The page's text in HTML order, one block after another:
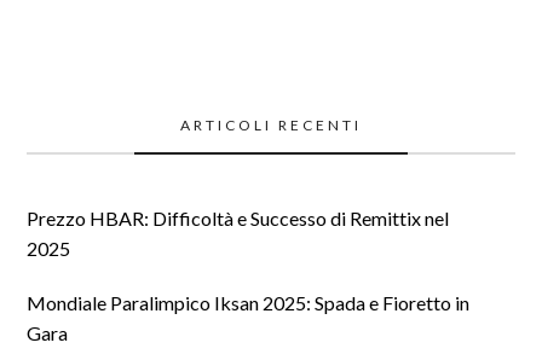
ARTICOLI RECENTI
Prezzo HBAR: Difficoltà e Successo di Remittix nel
2025
Mondiale Paralimpico Iksan 2025: Spada e Fioretto in
Gara